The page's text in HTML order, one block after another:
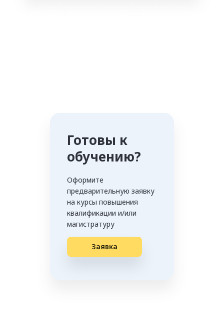
Готовы к
обучению?
Оформите
предварительную заявку
на курсы повышения
квалификации и/или
магистратуру
Заявка